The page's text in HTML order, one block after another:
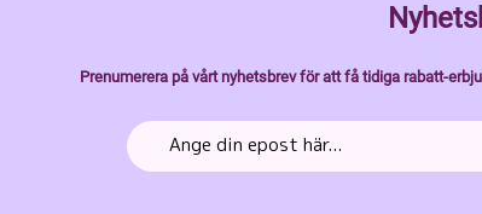
Prenumerera på vårt nyhetsbrev för att få tidiga rabatt-